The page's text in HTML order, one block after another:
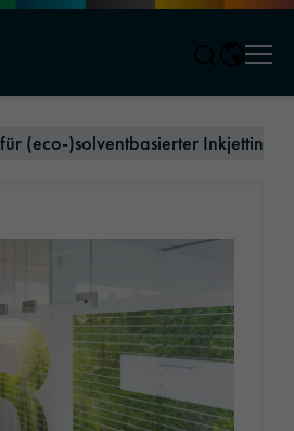
(eco-)solventbasierter Inkjettinten